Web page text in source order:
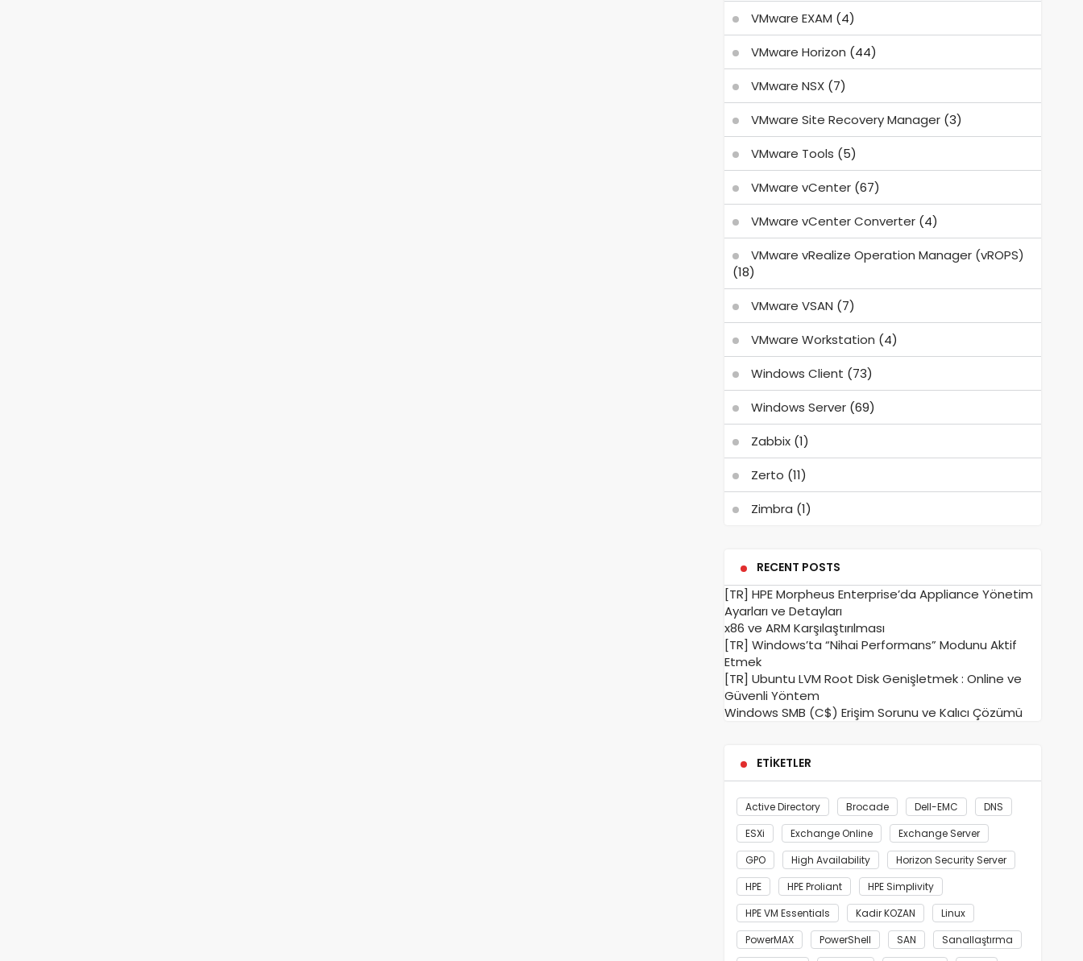
VMware EXAM (4)
VMware Horizon (44)
VMware NSX(7)
VMware Site Recovery Manager(3)
VMware Tools (5)
VMware vCenter(67)
VMware vCenter Converter(4)
VMware vRealize Operation Manager (vROPS)
(18)
VMware VSAN (7)
VMware Workstation (4)
Windows Client (73)
Windows Server(69)
Zabbix(1)
Zerto (11)
Zimbra (1)
RECENT POSTS
[TR] HPE Morpheus Enterprise’da Appliance Yönetim
Ayarları ve Detayları
x86 ve ARM Karşılaştırılması
[TR] Windows’ta “Nihai Performans” Modunu Aktif
Etmek
[TR] Ubuntu LVM Root Disk Genişletmek : Online ve
Güvenli Yöntem
Windows SMB (C$) Erişim Sorunu ve Kalıcı Çözümü
ETIKETLER
Active Directory Brocade Dell-EMC
DNS
ESXi
Exchange Online
Exchange Server
GPO
High Availability
Horizon Security Server
HPE
HPE Proliant
HPE Simplivity
HPE VM Essentials
Kadir KOZAN
Linux
PowerMAX
PowerShell SAN
Sanallaştırma